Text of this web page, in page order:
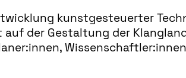
kunstgesteuerter
der Gestaltung der